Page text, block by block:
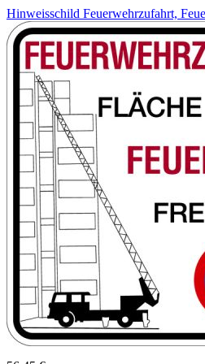
Hinweisschild Feuerwehrzufahrt,